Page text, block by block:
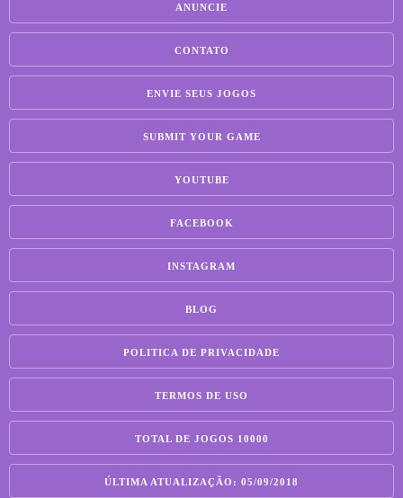
ANUNCIE
CONTATO
ENVIE SEUS JOGOS
SUBMIT YOUR GAME
YOUTUBE
FACEBOOK
INSTAGRAM
BLOG
POLITICA DE PRIVACIDADE
TERMOS DE USO
TOTAL DE JOGOS 10000
ÚLTIMA ATUALIZAÇÃO: 05/09/2018